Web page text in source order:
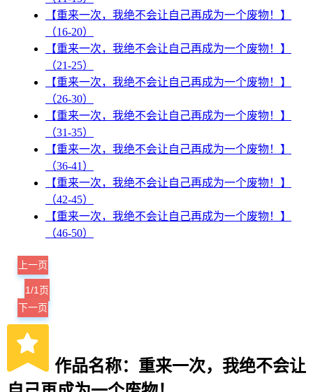
【重来一次，我绝不会让自己再成为一个废物！】
（16-20）
【重来一次，我绝不会让自己再成为一个废物！】
（21-25）
【重来一次，我绝不会让自己再成为一个废物！】
（26-30）
【重来一次，我绝不会让自己再成为一个废物！】
（31-35）
【重来一次，我绝不会让自己再成为一个废物！】
（36-41）
【重来一次，我绝不会让自己再成为一个废物！】
（42-45）
【重来一次，我绝不会让自己再成为一个废物！】
（46-50）
上一页
1/1页
下一页
作品名称：重来一次，我绝不会让